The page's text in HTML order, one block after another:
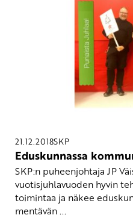
21.12.2018SKP
Eduskunnassa
SKP:n puheenjohtaja JP
vuotisjuhlavuoden hyvin
toimintaa ja näkee
mentävän ...